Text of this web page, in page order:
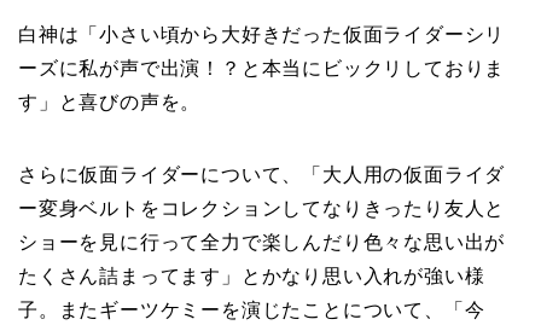
白神は「小さい頃から大好きだった仮面ライダーシリ
ーズに私が声で出演！？と本当にビックリしておりま
す」と喜びの声を。
さらに仮面ライダーについて、「大人用の仮面ライダ
ー変身ベルトをコレクションしてなりきったり友人と
ショーを見に行って全力で楽しんだり色々な思い出が
たくさん詰まってます」とかなり思い入れが強い様
子。またギーツケミーを演じたことについて、「今